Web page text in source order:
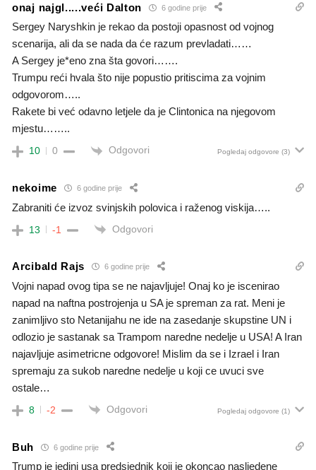
onaj najgl.....veći Dalton 6 godine prije
Sergey Naryshkin je rekao da postoji opasnost od vojnog
scenarija, ali da se nada da će razum prevladati……
A Sergey je*eno zna šta govori…….
Trumpu reći hvala što nije popustio pritiscima za vojnim
odgovorom…..
Rakete bi već odavno letjele da je Clintonica na njegovom
mjestu……..
10 0 Odgovori Pogledaj odgovore (3)
nekoime 6 godine prije
Zabraniti će izvoz svinjskih polovica i raženog viskija…..
13 -1 Odgovori
Arcibald Rajs 6 godine prije
Vojni napad ovog tipa se ne najavljuje! Onaj ko je iscenirao
napad na naftna postrojenja u SA je spreman za rat. Meni je
zanimljivo sto Netanijahu ne ide na zasedanje skupstine UN i
odlozio je sastanak sa Trampom naredne nedelje u USA! A Iran
najavljuje asimetricne odgovore! Mislim da se i Izrael i Iran
spremaju za sukob naredne nedelje u koji ce uvuci sve
ostale…
8 -2 Odgovori Pogledaj odgovore (1)
Buh 6 godine prije
Trump je jedini usa predsjednik koji je okoncao nasljedene